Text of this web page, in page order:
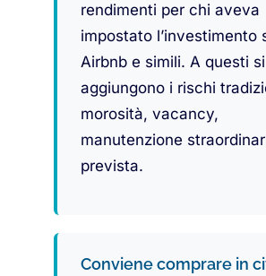
rendimenti per chi aveva
impostato l’investimento
Airbnb e simili. A questi si
aggiungono i rischi
morosità, vacancy,
manutenzione
prevista.
Conviene comprare in